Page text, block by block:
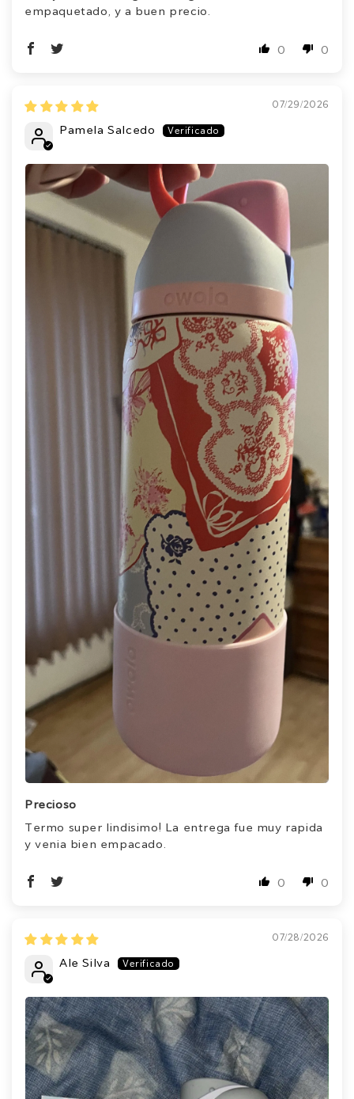
empaquetado, y a buen precio.
0 0
07/29/2026
Pamela Salcedo
Precioso
Termo super lindisimo! La entrega fue muy rapida
y venia bien empacado.
0 0
07/28/2026
Ale Silva